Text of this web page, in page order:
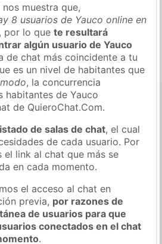
muestra que,
8 usuarios de Yauco online en
, por lo quete resultará
algún usuario de Yauco
de chat más coincidente a tu
es un nivel de habitantes que
, la concurrencia
habitantes de Yauco
de QuieroChat.Com.
de salas de chat, el cual
de cada usuario. Por
link al chat que más se
en cada momento.
el acceso al chat en
previa, por razones de
de usuarios para que
conectados en el chat
.